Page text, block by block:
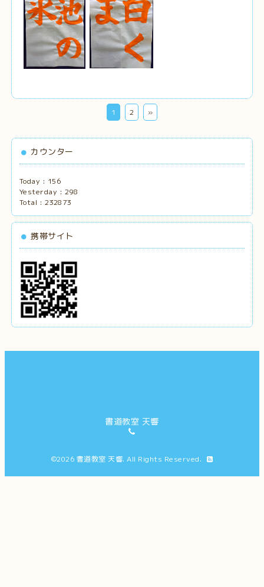
1 2 »
カウンター
Today : 156
Yesterday : 298
Total : 232873
携帯サイト
書道教室 天響
©2026 書道教室 天響. All Rights Reserved.